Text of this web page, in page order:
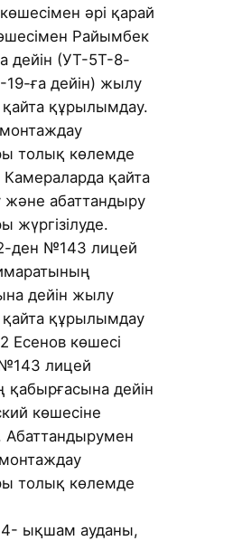
әрі қарай
Райымбек
дейін (УТ-5Т-8-
ға дейін) жылу
қайта құрылымдау.
толық көлемде
қайта
және абаттандыру
жүргізілуде.
ден №143 лицей
дейін жылу
қайта құрылымдау
Есенов көшесі
лицей
қабырғасына дейін
көшесіне
толық көлемде
ықшам ауданы,